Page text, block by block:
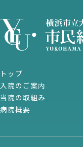
トップ
入院のご案内
当院の取組み
病院概要